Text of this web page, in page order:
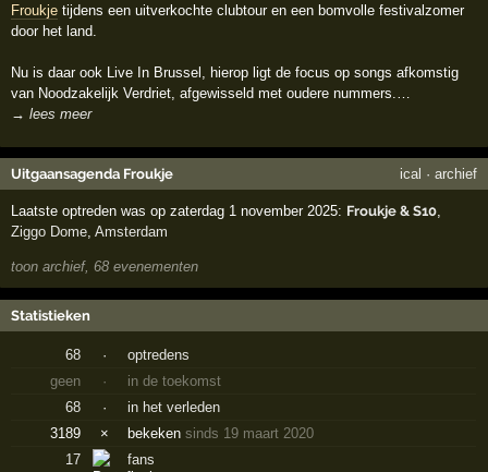
Froukje tijdens een uitverkochte clubtour en een bomvolle festivalzomer
door het land.
Nu is daar ook Live In Brussel, hierop ligt de focus op songs afkomstig
van Noodzakelijk Verdriet, afgewisseld met oudere nummers.…
→ lees meer
Uitgaansagenda Froukje ical · archief
Laatste optreden was op zaterdag 1 november 2025: Froukje & S10,
Ziggo Dome,Amsterdam
toon archief, 68 evenementen
Statistieken
68 ·
optredens
geen
·
in de toekomst
68
·
in het verleden
3189
× bekekensinds 19 maart 2020
17
fans